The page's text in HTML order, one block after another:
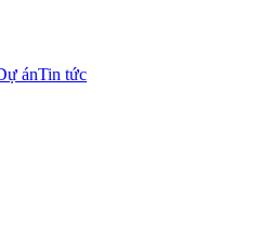
ánTin tức